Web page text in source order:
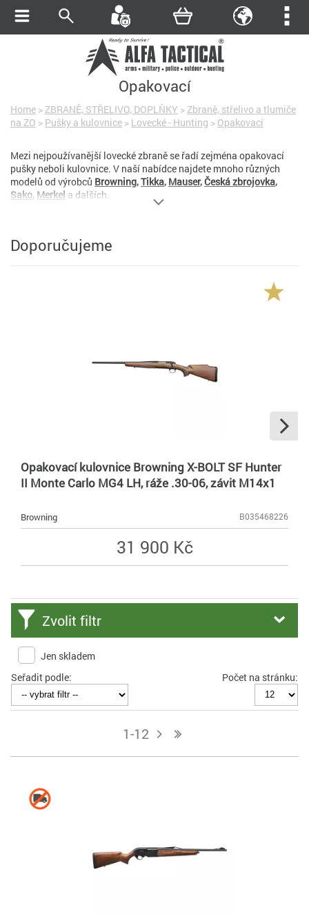
Opakovací
Home > ZBRANĚ, STŘELIVO, DOPLŇKY > Zbraně, střelivo a tlumiče
na ZO > Pušky a kulovnice > Lovecké - Hunting > Opakovací
Mezi nejpoužívanější lovecké zbraně se řadí zejména opakovací
pušky neboli kulovnice. V naší nabídce najdete mnoho různých
modelů od výrobců Browning,Tikka, Mauser,Česká zbrojovka,
Sako, Merkel a dalších.
Doporučujeme
Opakovací kulovnice Browning X-BOLT SF Hunter
II Monte Carlo MG4 LH, ráže .30-06, závit M14x1
Browning B035468226
31 900 Kč
Zvolit filtr
Jen skladem
Seřadit podle:
Počet na stránku:
1-12 j n